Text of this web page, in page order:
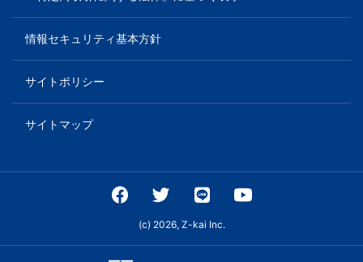
情報セキュリティ基本方針
サイトポリシー
サイトマップ
(c) 2026, Z-kai Inc.